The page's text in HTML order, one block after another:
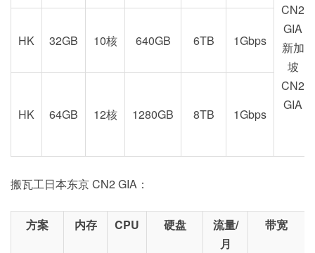
CN2
GIA
新加
坡
CN2
GIA
HK 32GB 10核 640GB 6TB 1Gbps
HK 64GB 12核 1280GB 8TB 1Gbps
搬瓦工日本东京 CN2 GIA：
方案 内存 CPU 硬盘
流量/
月
带宽